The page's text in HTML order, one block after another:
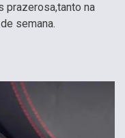
prazerosa,tanto na
semana.